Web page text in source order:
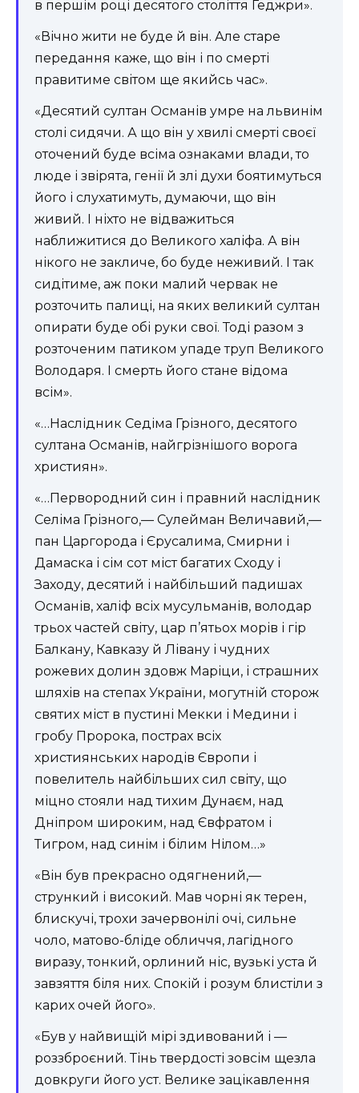
в першім році десятого століття Геджри».
«Вічно жити не буде й він. Але старе
передання каже, що він і по смерті
правитиме світом ще якийсь час».
«Десятий султан Османів умре на львинім
столі сидячи. А що він у хвилі смерті своєї
оточений буде всіма ознаками влади, то
люде і звірята, генії й злі духи боятимуться
його і слухатимуть, думаючи, що він
живий. І ніхто не відважиться
наближитися до Великого халіфа. А він
нікого не закличе, бо буде неживий. І так
сидітиме, аж поки малий червак не
розточить палиці, на яких великий султан
опирати буде обі руки свої. Тоді разом з
розточеним патиком упаде труп Великого
Володаря. І смерть його стане відома
всім».
«…Наслідник Седіма Грізного, десятого
султана Османів, найгрізнішого ворога
християн».
«…Первородний син і правний наслідник
Селіма Грізного,— Сулейман Величавий,—
пан Царгорода і Єрусалима, Смирни і
Дамаска і сім сот міст багатих Сходу і
Заходу, десятий і найбільший падишах
Османів, халіф всіх мусульманів, володар
трьох частей світу, цар п’ятьох морів і гір
Балкану, Кавказу й Лівану і чудних
рожевих долин здовж Маріци, і страшних
шляхів на степах України, могутній сторож
святих міст в пустині Мекки і Медини і
гробу Пророка, пострах всіх
християнських народів Європи і
повелитель найбільших сил світу, що
міцно стояли над тихим Дунаєм, над
Дніпром широким, над Євфратом і
Тигром, над синім і білим Нілом…»
«Він був прекрасно одягнений,—
стрункий і високий. Мав чорні як терен,
блискучі, трохи зачервонілі очі, сильне
чоло, матово-бліде обличчя, лагідного
виразу, тонкий, орлиний ніс, вузькі уста й
завзяття біля них. Спокій і розум блистіли з
карих очей його».
«Був у найвищій мірі здивований і —
роззброєний. Тінь твердості зовсім щезла
довкруги його уст. Велике зацікавлення